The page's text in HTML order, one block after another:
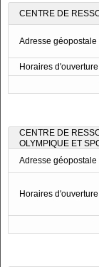
CENTRE DE
Adresse géopostale
Horaires d'ouverture
CENTRE DE
OLYMPIQUE ET
Adresse géopostale
Horaires d'ouverture